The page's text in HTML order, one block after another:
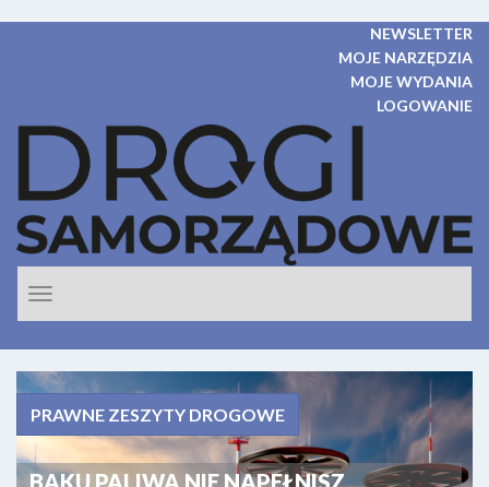
NEWSLETTER
MOJE NARZĘDZIA
MOJE WYDANIA
LOGOWANIE
nawigacje
PRAWNE ZESZYTY DROGOWE